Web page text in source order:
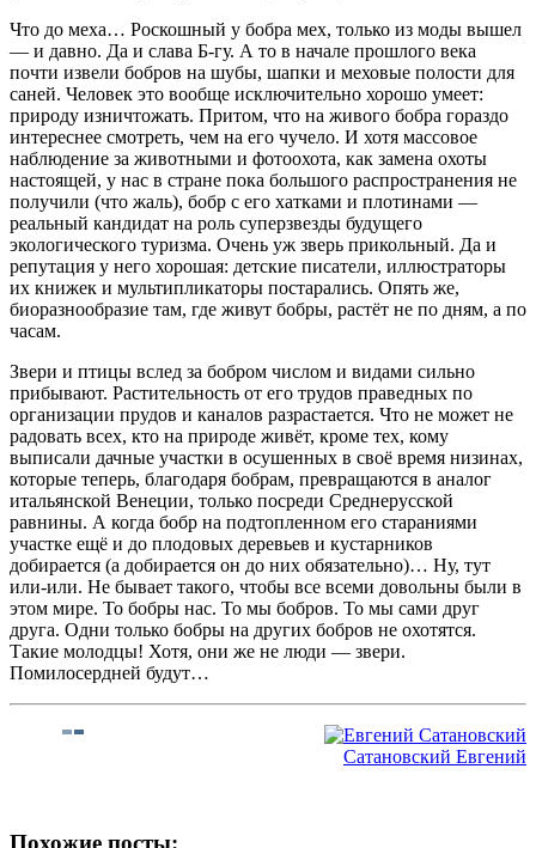
Что до меха… Роскошный у бобра мех, только из моды вышел
— и давно. Да и слава Б-гу. А то в начале прошлого века
почти извели бобров на шубы, шапки и меховые полости для
саней. Человек это вообще исключительно хорошо умеет:
природу изничтожать. Притом, что на живого бобра гораздо
интереснее смотреть, чем на его чучело. И хотя массовое
наблюдение за животными и фотоохота, как замена охоты
настоящей, у нас в стране пока большого распространения не
получили (что жаль), бобр с его хатками и плотинами —
реальный кандидат на роль суперзвезды будущего
экологического туризма. Очень уж зверь прикольный. Да и
репутация у него хорошая: детские писатели, иллюстраторы
их книжек и мультипликаторы постарались. Опять же,
биоразнообразие там, где живут бобры, растёт не по дням, а по
часам.
Звери и птицы вслед за бобром числом и видами сильно
прибывают. Растительность от его трудов праведных по
организации прудов и каналов разрастается. Что не может не
радовать всех, кто на природе живёт, кроме тех, кому
выписали дачные участки в осушенных в своё время низинах,
которые теперь, благодаря бобрам, превращаются в аналог
итальянской Венеции, только посреди Среднерусской
равнины. А когда бобр на подтопленном его стараниями
участке ещё и до плодовых деревьев и кустарников
добирается (а добирается он до них обязательно)… Ну, тут
или-или. Не бывает такого, чтобы все всеми довольны были в
этом мире. То бобры нас. То мы бобров. То мы сами друг
друга. Одни только бобры на других бобров не охотятся.
Такие молодцы! Хотя, они же не люди — звери.
Помилосердней будут…
Сатановский Евгений